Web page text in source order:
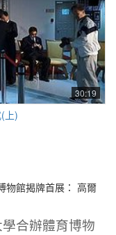
30:19
上)
物館揭牌首展： 高爾
合辦體育博物